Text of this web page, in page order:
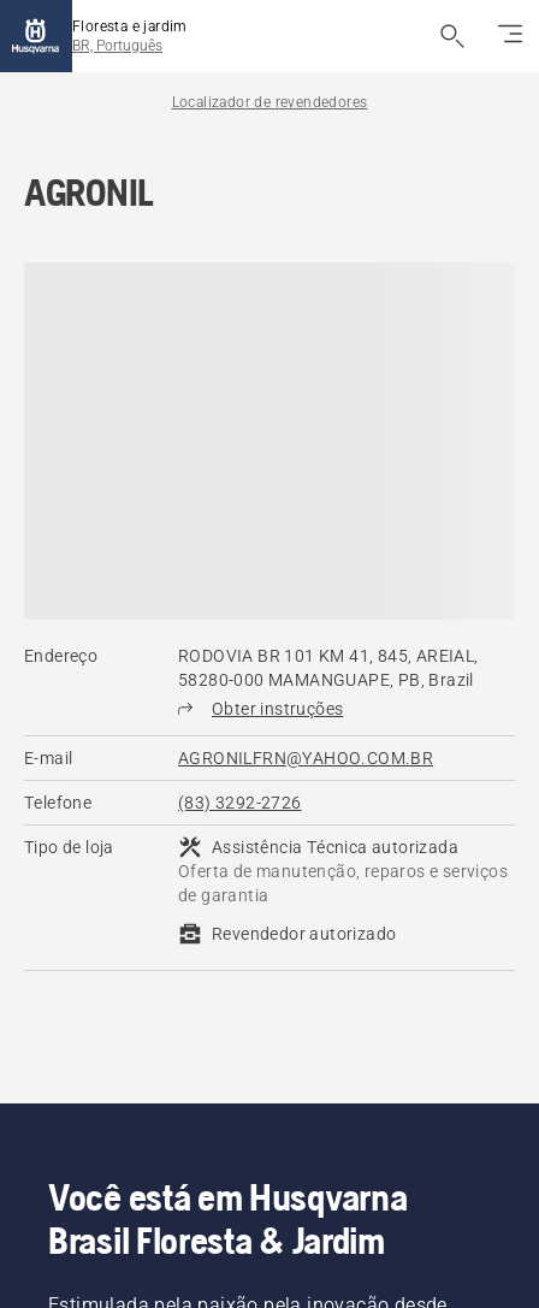
Floresta e jardim
BR, Português
Localizador de revendedores
AGRONIL
Endereço
RODOVIA BR 101 KM 41, 845, AREIAL,
58280-000 MAMANGUAPE, PB, Brazil
Obter instruções
E-mail AGRONILFRN@YAHOO.COM.BR
Telefone (83) 3292-2726
Tipo de loja
Assistência Técnica autorizada
Oferta de manutenção, reparos e serviços
de garantia
Revendedor autorizado
Você está em Husqvarna
Brasil Floresta & Jardim